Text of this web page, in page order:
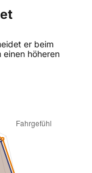
er beim
höheren